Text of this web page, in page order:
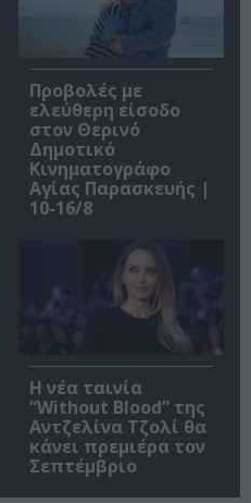
Προβολές με
ελεύθερη είσοδο
στον Θερινό
Δημοτικό
Κινηματογράφο
Αγίας Παρασκευής |
10-16/8
Η νέα ταινία
“Without Blood” της
Αντζελίνα Τζολί θα
κάνει πρεμιέρα τον
Σεπτέμβριο